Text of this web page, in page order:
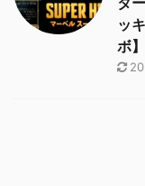
ッ
ボ】